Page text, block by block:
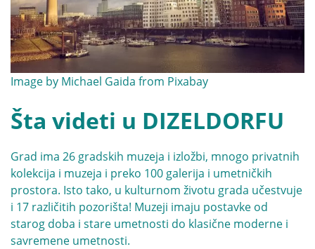
Image by Michael Gaida from Pixabay
Šta videti u DIZELDORFU
Grad ima 26 gradskih muzeja i izložbi, mnogo privatnih
kolekcija i muzeja i preko 100 galerija i umetničkih
prostora. Isto tako, u kulturnom životu grada učestvuje
i 17 različitih pozorišta! Muzeji imaju postavke od
starog doba i stare umetnosti do klasične moderne i
savremene umetnosti.